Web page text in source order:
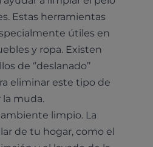
por imagen
y pasaporte
Estas herramientas
útiles en
y ropa. Existen
de ‘’deslanado’’
eliminar este tipo de
la muda.
limpio. La
de tu hogar, como el